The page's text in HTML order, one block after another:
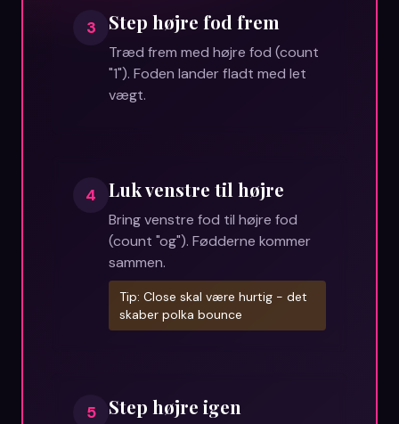
3 Step højre fod frem
Træd frem med højre fod (count
"1"). Foden lander fladt med let
vægt.
4 Luk venstre til højre
Bring venstre fod til højre fod
(count "og"). Fødderne kommer
sammen.
Tip: Close skal være hurtig - det
skaber polka bounce
5 Step højre igen